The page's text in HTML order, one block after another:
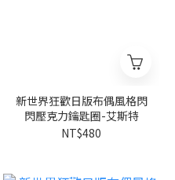
新世界狂歡日版布偶風格閃
閃壓克力鑰匙圈-艾斯特
NT$480